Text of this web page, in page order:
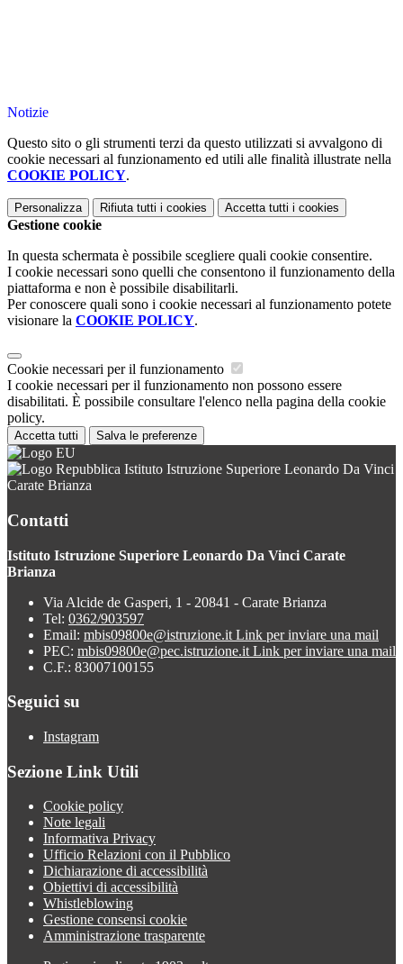
Notizie
Questo sito o gli strumenti terzi da questo utilizzati si avvalgono di
cookie necessari al funzionamento ed utili alle finalità illustrate nella
COOKIE POLICY.
Personalizza Rifiuta tutti i cookies Accetta tutti i cookies
Gestione cookie
In questa schermata è possibile scegliere quali cookie consentire.
I cookie necessari sono quelli che consentono il funzionamento della
piattaforma e non è possibile disabilitarli.
Per conoscere quali sono i cookie necessari al funzionamento potete
visionare la COOKIE POLICY.
Cookie necessari per il funzionamento
I cookie necessari per il funzionamento non possono essere
disabilitati. È possibile consultare l'elenco nella pagina della cookie
policy.
Accetta tutti Salva le preferenze
Istituto Istruzione Superiore Leonardo Da Vinci
Carate Brianza
Contatti
Istituto Istruzione Superiore Leonardo Da Vinci Carate
Brianza
Via Alcide de Gasperi, 1 - 20841 - Carate Brianza
Tel: 0362/903597
Email: mbis09800e@istruzione.it Link per inviare una mail
PEC: mbis09800e@pec.istruzione.it Link per inviare una mail
C.F.: 83007100155
Seguici su
Instagram
Sezione Link Utili
Cookie policy
Note legali
Informativa Privacy
Ufficio Relazioni con il Pubblico
Dichiarazione di accessibilità
Obiettivi di accessibilità
Whistleblowing
Gestione consensi cookie
Amministrazione trasparente